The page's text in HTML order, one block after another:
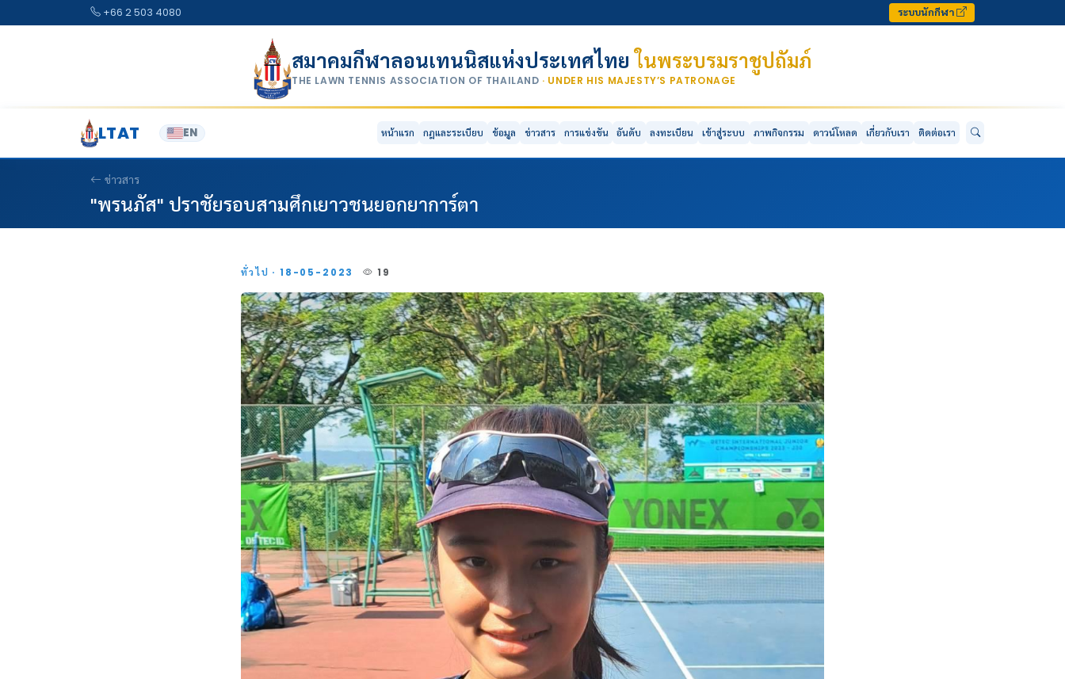
+66 2 503 4080 ระบบนักกีฬา
สมาคมกีฬาลอนเทนนิสแห่งประเทศไทยในพระบรมราชูปถัมภ์
THE LAWN TENNIS ASSOCIATION OF THAILAND · UNDER HIS MAJESTY’S PATRONAGE
LTAT EN หน้าแรก กฎและระเบียบ ข้อมูล ข่าวสาร การแข่งขัน อันดับ ลงทะเบียน เข้าสู่ระบบ ภาพกิจกรรม ดาวน์โหลด เกี่ยวกับเรา ติดต่อเรา
ข่าวสาร
"พรนภัส" ปราชัยรอบสามศึกเยาวชนยอกยาการ์ตา
ทั่วไป · 18-05-2023 19